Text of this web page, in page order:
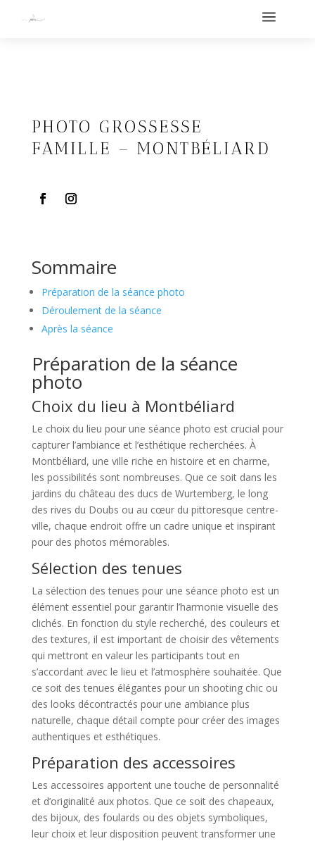
a
PHOTO GROSSESSE
FAMILLE – MONTBÉLIARD
Sommaire
Préparation de la séance photo
Déroulement de la séance
Après la séance
Préparation de la séance
photo
Choix du lieu à Montbéliard
Le choix du lieu pour une séance photo est crucial pour
capturer l’ambiance et l’esthétique recherchées. À
Montbéliard, une ville riche en histoire et en charme,
les possibilités sont nombreuses. Que ce soit dans les
jardins du château des ducs de Wurtemberg, le long
des rives du Doubs ou au cœur du pittoresque centre-
ville, chaque endroit offre un cadre unique et inspirant
pour des photos mémorables.
Sélection des tenues
La sélection des tenues pour une séance photo est un
élément essentiel pour garantir l’harmonie visuelle des
clichés. En fonction du style recherché, des couleurs et
des textures, il est important de choisir des vêtements
qui mettront en valeur les participants tout en
s’accordant avec le lieu et l’atmosphère souhaitée. Que
ce soit des tenues élégantes pour un shooting chic ou
des looks décontractés pour une ambiance plus
naturelle, chaque détail compte pour créer des images
authentiques et esthétiques.
Préparation des accessoires
Les accessoires apportent une touche de personnalité
et d’originalité aux photos. Que ce soit des chapeaux,
des bijoux, des foulards ou des objets symboliques,
leur choix et leur disposition peuvent transformer une